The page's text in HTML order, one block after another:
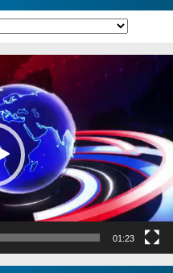
01:23